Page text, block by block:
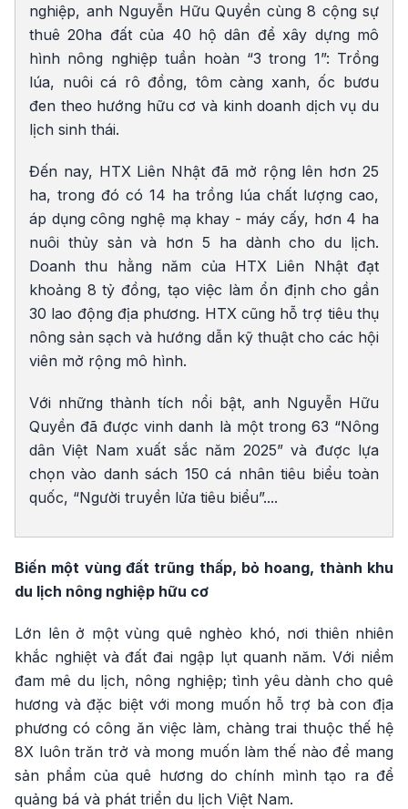
nghiệp, anh Nguyễn Hữu Quyền cùng 8 cộng sự
thuê 20ha đất của 40 hộ dân để xây dựng mô
hình nông nghiệp tuần hoàn “3 trong 1”: Trồng
lúa, nuôi cá rô đồng, tôm càng xanh, ốc bươu
đen theo hướng hữu cơ và kinh doanh dịch vụ du
lịch sinh thái.
Đến nay, HTX Liên Nhật đã mở rộng lên hơn 25
ha, trong đó có 14 ha trồng lúa chất lượng cao,
áp dụng công nghệ mạ khay - máy cấy, hơn 4 ha
nuôi thủy sản và hơn 5 ha dành cho du lịch.
Doanh thu hằng năm của HTX Liên Nhật đạt
khoảng 8 tỷ đồng, tạo việc làm ổn định cho gần
30 lao động địa phương. HTX cũng hỗ trợ tiêu thụ
nông sản sạch và hướng dẫn kỹ thuật cho các hội
viên mở rộng mô hình.
Với những thành tích nổi bật, anh Nguyễn Hữu
Quyền đã được vinh danh là một trong 63 “Nông
dân Việt Nam xuất sắc năm 2025” và được lựa
chọn vào danh sách 150 cá nhân tiêu biểu toàn
quốc, “Người truyền lửa tiêu biểu”....
Biến một vùng đất trũng thấp, bỏ hoang, thành khu
du lịch nông nghiệp hữu cơ
Lớn lên ở một vùng quê nghèo khó, nơi thiên nhiên
khắc nghiệt và đất đai ngập lụt quanh năm. Với niềm
đam mê du lịch, nông nghiệp; tình yêu dành cho quê
hương và đặc biệt với mong muốn hỗ trợ bà con địa
phương có công ăn việc làm, chàng trai thuộc thế hệ
8X luôn trăn trở và mong muốn làm thế nào để mang
sản phẩm của quê hương do chính mình tạo ra để
quảng bá và phát triển du lịch Việt Nam.